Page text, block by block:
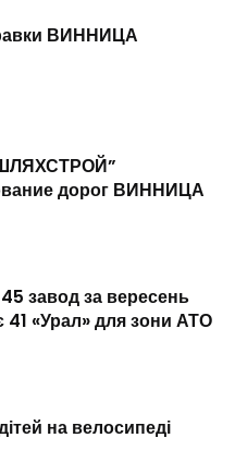
ВИННИЦА
дорог ВИННИЦА
завод за вересень
41 «Урал» для зони АТО
на велосипеді